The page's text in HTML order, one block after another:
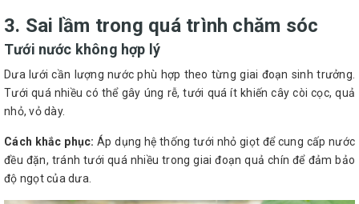
3. Sai lầm trong quá trình chăm sóc
Tưới nước không hợp lý
Dưa lưới cần lượng nước phù hợp theo từng giai đoạn sinh trưởng.
Tưới quá nhiều có thể gây úng rễ, tưới quá ít khiến cây còi cọc, quả
nhỏ, vỏ dày.
Cách khắc phục: Áp dụng hệ thống tưới nhỏ giọt để cung cấp nước
đều đặn, tránh tưới quá nhiều trong giai đoạn quả chín để đảm bảo
độ ngọt của dưa.